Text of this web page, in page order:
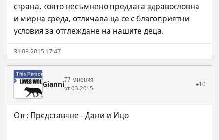
страна, която несъмнено предлага здравословна
и мирна среда, отличаваща се с благоприятни
условия за отглеждане на нашите деца.
31.03.2015 17:47
Gianni77 мнения
от 03.2015
#10